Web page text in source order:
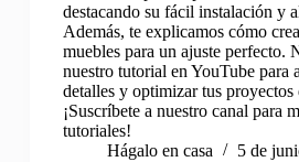
destacando su fácil instalación y
Además, te explicamos cómo
muebles para un ajuste perfecto.
nuestro tutorial en YouTube para
detalles y optimizar tus proyectos
¡Suscríbete a nuestro canal para
tutoriales!
Hágalo en casa
5 de